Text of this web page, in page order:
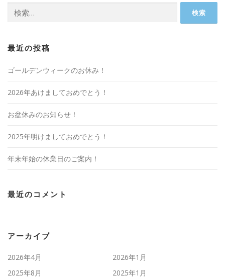
索:
最近の投稿
ゴールデンウィークのお休み！
2026年あけましておめでとう！
お盆休みのお知らせ！
2025年明けましておめでとう！
年末年始の休業日のご案内！
最近のコメント
アーカイブ
2026年4月
2026年1月
2025年8月
2025年1月